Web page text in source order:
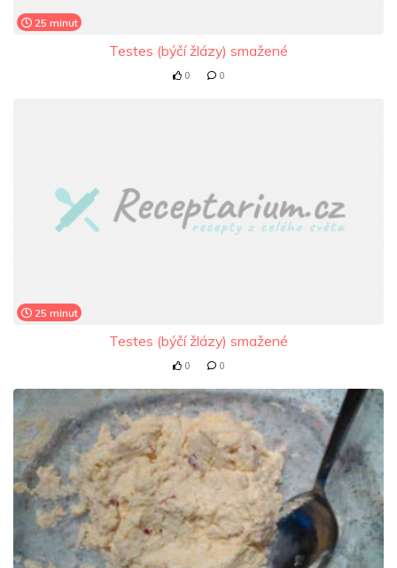
25 minut
Testes (býčí žlázy) smažené
0 0
25 minut
Testes (býčí žlázy) smažené
0 0